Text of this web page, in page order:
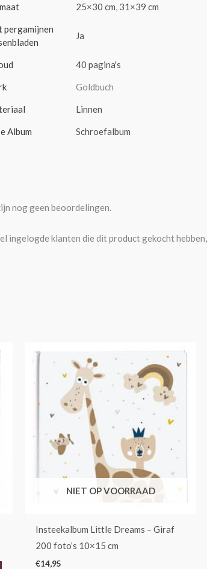
25×30 cm, 31×39 cm
pergamijnen
Ja
40 pagina's
Goldbuch
Linnen
Album Schroefalbum
nog geen beoordelingen.
ingelogde klanten die dit product gekocht
NIET OP VOORRAAD
Insteekalbum Little Dreams – Giraf
200 foto’s 10×15 cm
€14,95